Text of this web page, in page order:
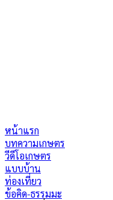
หน้าแรก
บทความเกษตร
วีดีโอเกษตร
แบบบ้าน
ท่องเที่ยว
ข้อคิด-ธรรมมะ